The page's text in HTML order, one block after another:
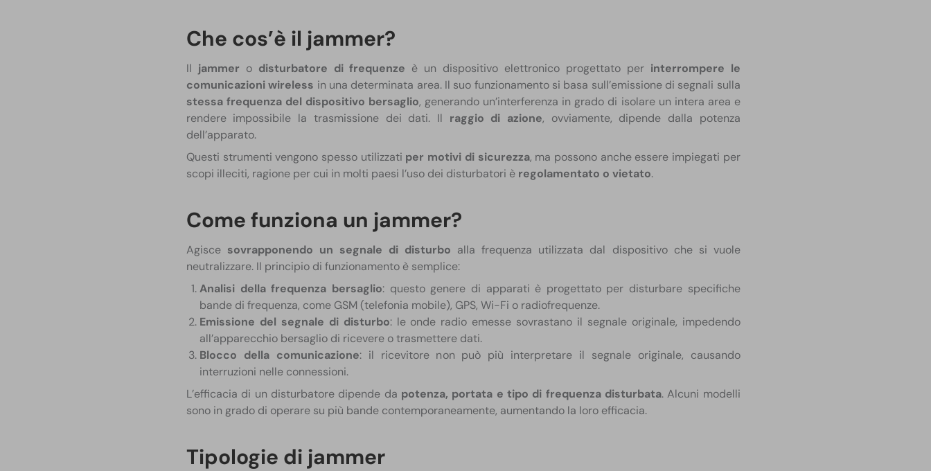
Che cos’è il jammer?
Il jammer o disturbatore di frequenze è un dispositivo elettronico progettato per interrompere le
comunicazioni wireless in una determinata area. Il suo funzionamento si basa sull’emissione di segnali sulla
stessa frequenza del dispositivo bersaglio, generando un’interferenza in grado di isolare un intera area e
rendere impossibile la trasmissione dei dati. Il raggio di azione, ovviamente, dipende dalla potenza
dell’apparato.
Questi strumenti vengono spesso utilizzati per motivi di sicurezza, ma possono anche essere impiegati per
scopi illeciti, ragione per cui in molti paesi l’uso dei disturbatori è regolamentato o vietato.
Come funziona un jammer?
Agisce sovrapponendo un segnale di disturbo alla frequenza utilizzata dal dispositivo che si vuole
neutralizzare. Il principio di funzionamento è semplice:
Analisi della frequenza bersaglio: questo genere di apparati è progettato per disturbare specifiche
bande di frequenza, come GSM (telefonia mobile), GPS, Wi-Fi o radiofrequenze.
Emissione del segnale di disturbo: le onde radio emesse sovrastano il segnale originale, impedendo
all’apparecchio bersaglio di ricevere o trasmettere dati.
Blocco della comunicazione: il ricevitore non può più interpretare il segnale originale, causando
interruzioni nelle connessioni.
L’efficacia di un disturbatore dipende da potenza, portata e tipo di frequenza disturbata. Alcuni modelli
sono in grado di operare su più bande contemporaneamente, aumentando la loro efficacia.
Tipologie di jammer